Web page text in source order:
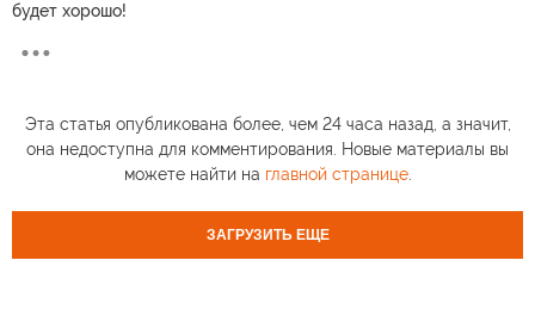
будет хорошо!
Эта статья опубликована более, чем 24 часа назад, а значит,
она недоступна для комментирования. Новые материалы вы
можете найти на главной странице.
ЗАГРУЗИТЬ ЕЩЕ